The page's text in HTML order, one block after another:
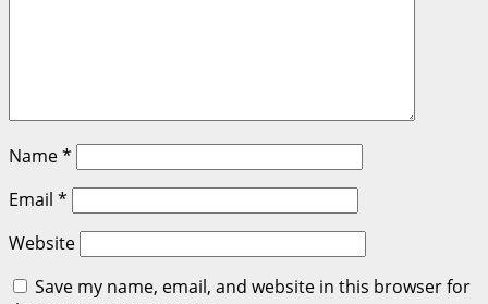
Name*
Email *
Website
Save my name, email, and website in this browser for